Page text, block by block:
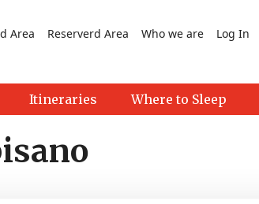
Area Reserverd Area Who we are Log In
Itineraries Where to Sleep